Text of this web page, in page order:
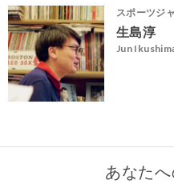
スポーツジ
生島淳
Jun
あなた